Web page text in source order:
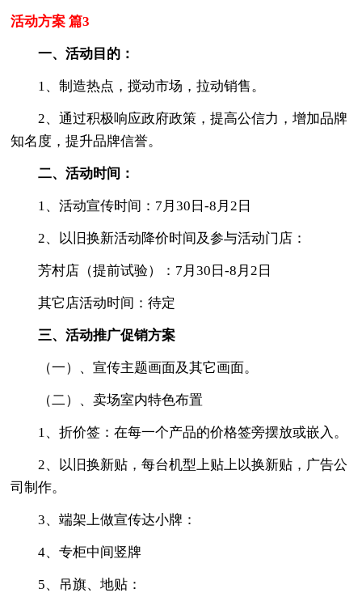
活动方案 篇3
一、活动目的：
1、制造热点，搅动市场，拉动销售。
2、通过积极响应政府政策，提高公信力，增加品牌
知名度，提升品牌信誉。
二、活动时间：
1、活动宣传时间：7月30日-8月2日
2、以旧换新活动降价时间及参与活动门店：
芳村店（提前试验）：7月30日-8月2日
其它店活动时间：待定
三、活动推广促销方案
（一）、宣传主题画面及其它画面。
（二）、卖场室内特色布置
1、折价签：在每一个产品的价格签旁摆放或嵌入。
2、以旧换新贴，每台机型上贴上以换新贴，广告公
司制作。
3、端架上做宣传达小牌：
4、专柜中间竖牌
5、吊旗、地贴：